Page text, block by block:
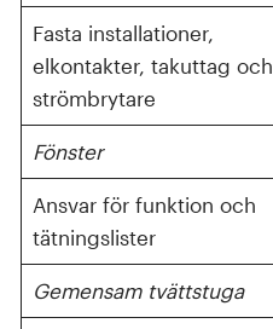
Fasta installationer,
elkontakter, takuttag och
strömbrytare
Fönster
Ansvar för funktion och
tätningslister
Gemensam tvättstuga